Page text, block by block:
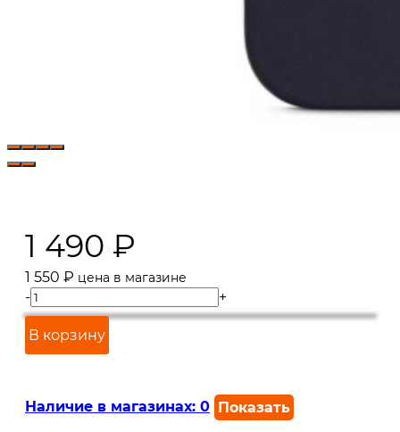
1 490 ₽
1 550 ₽ цена в магазине
- +
В корзину
Наличие в магазинах: 0 Показать